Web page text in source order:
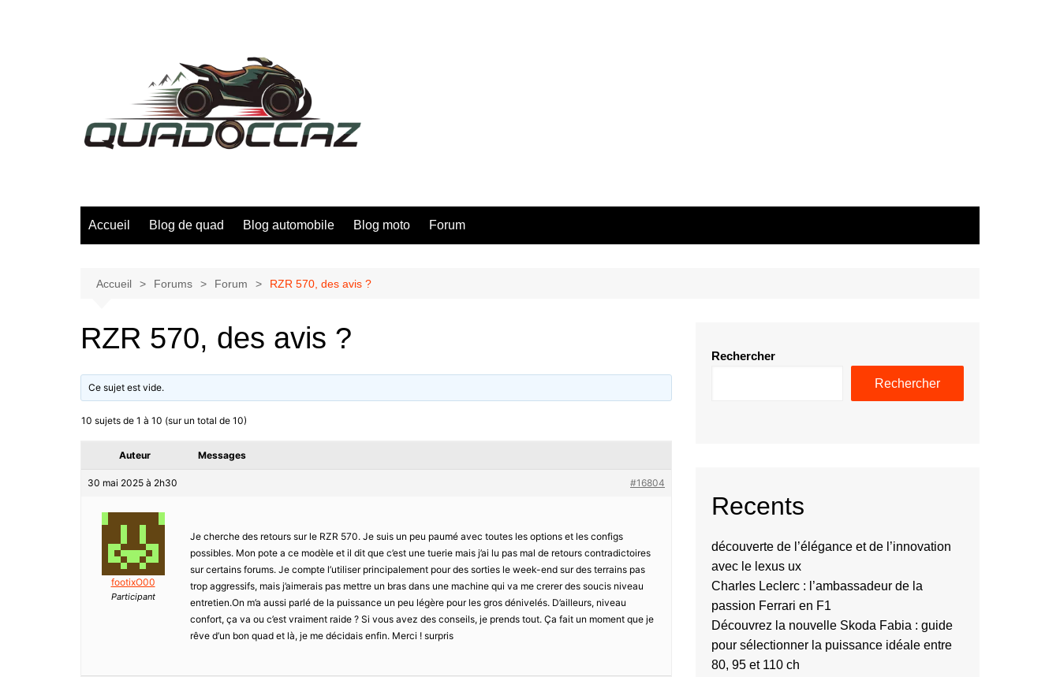
Accueil Blog de quad Blog automobile Blog moto Forum
Accueil Forums Forum RZR 570, des avis ?
RZR 570, des avis ?
Ce sujet est vide.
10 sujets de 1 à 10 (sur un total de 10)
Auteur Messages
30 mai 2025 à 2h30 #16804
footixO00
Participant
Je cherche des retours sur le RZR 570. Je suis un peu paumé avec toutes les options et les configs
possibles. Mon pote a ce modèle et il dit que c’est une tuerie mais j’ai lu pas mal de retours contradictoires
sur certains forums. Je compte l’utiliser principalement pour des sorties le week-end sur des terrains pas
trop aggressifs, mais j’aimerais pas mettre un bras dans une machine qui va me crerer des soucis niveau
entretien.On m’a aussi parlé de la puissance un peu légère pour les gros dénivelés. D’ailleurs, niveau
confort, ça va ou c’est vraiment raide ? Si vous avez des conseils, je prends tout. Ça fait un moment que je
rêve d’un bon quad et là, je me décidais enfin. Merci ! surpris
Rechercher
Rechercher
Recents
découverte de l’élégance et de l’innovation
avec le lexus ux
Charles Leclerc : l’ambassadeur de la
passion Ferrari en F1
Découvrez la nouvelle Skoda Fabia : guide
pour sélectionner la puissance idéale entre
80, 95 et 110 ch